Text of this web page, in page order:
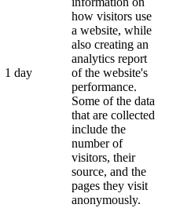
1 day
how visitors use
a website, while
also creating an
analytics report
of the website's
performance.
Some of the data
that are collected
include the
number of
visitors, their
source, and the
pages they visit
anonymously.